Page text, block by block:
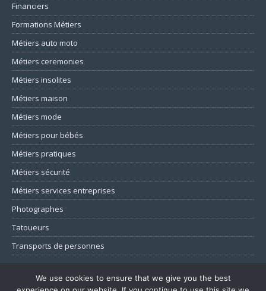
Financiers
Formations Métiers
Métiers auto moto
Métiers ceremonies
Métiers insolites
Métiers maison
Métiers mode
Métiers pour bébés
Métiers pratiques
Métiers sécurité
Métiers services entreprises
Photographes
Tatoueurs
Transports de personnes
Mentions Légales
We use cookies to ensure that we give you the best